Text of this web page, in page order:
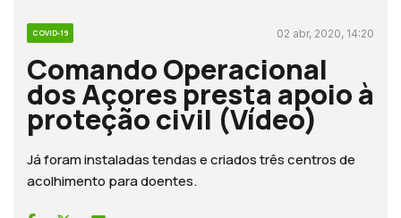
COVID-19 02 abr, 2020, 14:20
Comando Operacional
dos Açores presta apoio à
proteção civil (Vídeo)
Já foram instaladas tendas e criados três centros de
acolhimento para doentes.